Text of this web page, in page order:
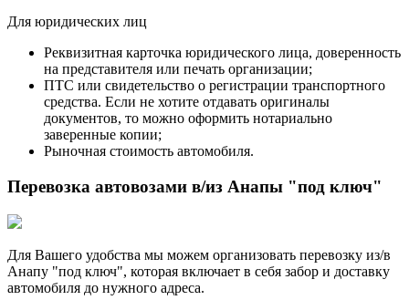
Для юридических лиц
Реквизитная карточка юридического лица, доверенность
на представителя или печать организации;
ПТС или свидетельство о регистрации транспортного
средства. Если не хотите отдавать оригиналы
документов, то можно оформить нотариально
заверенные копии;
Рыночная стоимость автомобиля.
Перевозка автовозами в/из Анапы "под ключ"
Для Вашего удобства мы можем организовать перевозку из/в
Анапу "под ключ", которая включает в себя забор и доставку
автомобиля до нужного адреса.